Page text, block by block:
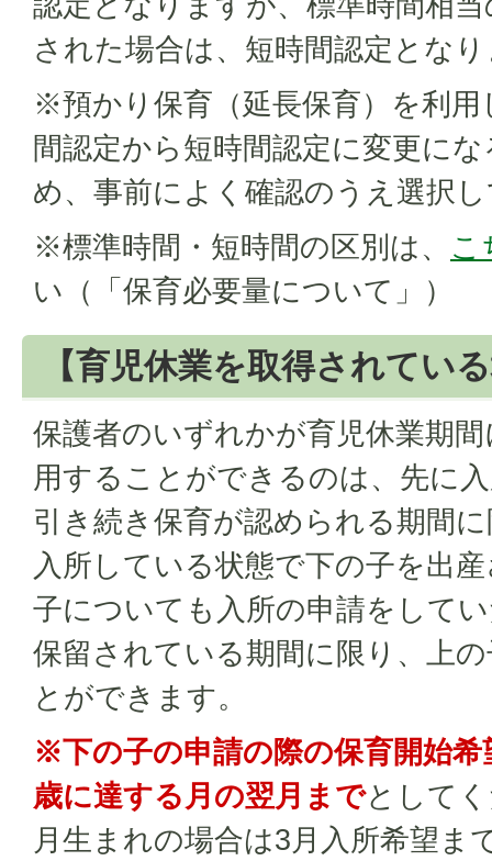
された場合は、短時間認定とな
※預かり保育（延長保育）を利用
間認定から短時間認定に変更に
め、事前によく確認のうえ選択
※標準時間・短時間の区別は、 こ
い（「保育必要量について」）
【育児休業を取得されてい
保護者のいずれかが育児休業期
用することができるのは、先に
引き続き保育が認められる期間
入所している状態で下の子を出
子についても入所の申請をして
保留されている期間に限り、上
とができます。
※下の子の申請の際の保育開始希
歳に達する月の翌月までとして
月生まれの場合は3月入所希望ま